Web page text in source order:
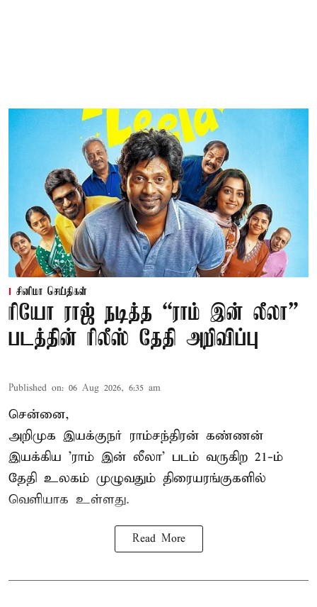
சினிமா செய்திகள்
ரியோ ராஜ் நடித்த “ராம் இன் லீலா”
படத்தின் ரிலீஸ் தேதி அறிவிப்பு
Published on: 06 Aug 2026, 6:35 am
சென்னை,
அறிமுக இயக்குநர் ராம்சந்திரன் கண்ணன்
இயக்கிய 'ராம் இன் லீலா' படம் வருகிற 21-ம்
தேதி உலகம் முழுவதும் திரையரங்குகளில்
வெளியாக உள்ளது.
Read More